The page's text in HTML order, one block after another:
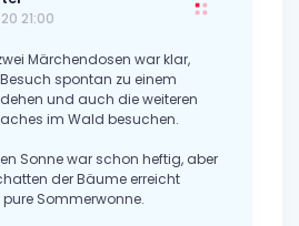
21:00
Märchendosen war klar,
spontan zu einem
und auch die weiteren
im Wald besuchen.
Sonne war schon heftig, aber
der Bäume erreicht
Sommerwonne.